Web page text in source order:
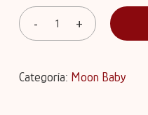
Categoría: Moon Baby